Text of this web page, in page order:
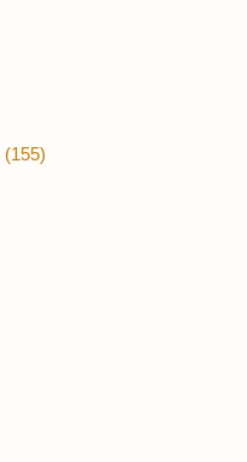
(155)